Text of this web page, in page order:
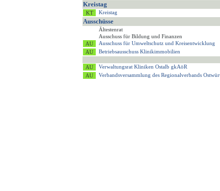
Kreistag
Kreistag
Ausschüsse
Ältestenrat
Ausschuss für Bildung und Finanzen
Ausschuss für Umweltschutz und Kreisentwicklung
Betriebsausschuss Klinikimmobilien
Verwaltungsrat Kliniken Ostalb gkAöR
Verbandsversammlung des Regionalverbands